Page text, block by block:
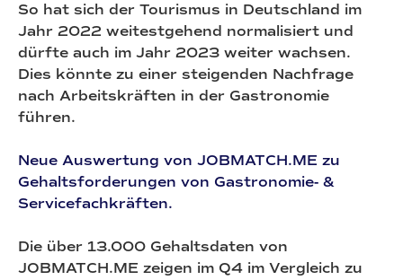
So hat sich der Tourismus in Deutschland im
Jahr 2022 weitestgehend normalisiert und
dürfte auch im Jahr 2023 weiter wachsen.
Dies könnte zu einer steigenden Nachfrage
nach Arbeitskräften in der Gastronomie
führen.
Neue Auswertung von JOBMATCH.ME zu
Gehaltsforderungen von Gastronomie- &
Servicefachkräften.
Die über 13.000 Gehaltsdaten von
JOBMATCH.ME zeigen im Q4 im Vergleich zu